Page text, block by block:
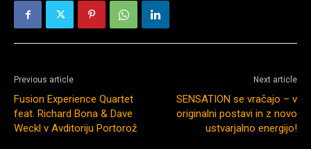
Previous article
Fusion Experience Quartet
feat. Richard Bona & Dave
Weckl v Avditoriju Portorož
Next article
SENSATION se vračajo – v
originalni postavi in z novo
ustvarjalno energijo!